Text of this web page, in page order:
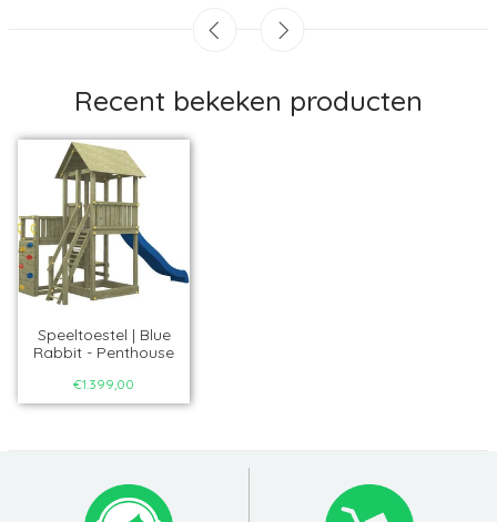
Recent bekeken producten
Speeltoestel | Blue
Rabbit - Penthouse
€1.399,00